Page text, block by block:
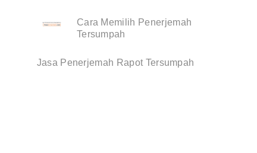
Cara Memilih Penerjemah
Tersumpah
Jasa Penerjemah Rapot Tersumpah